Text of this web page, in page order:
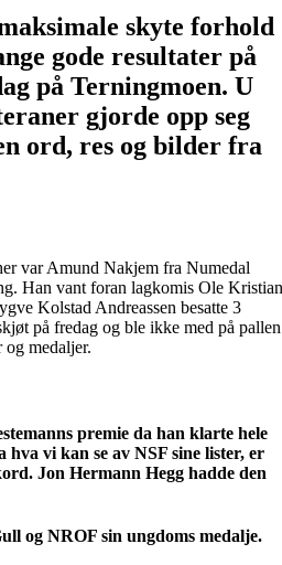
skyte forhold
gode resultater på
på Terningmoen. U
gjorde opp seg
ord, res og bilder fra
var Amund Nakjem fra Numedal
Han vant foran lagkomis Ole Kristian
Kolstad Andreassen besatte 3
på fredag og ble ikke med på
og medaljer.
premie da han klarte hele
hva vi kan se av NSF sine lister, er
Jon Hermann Hegg hadde den
og NROF sin ungdoms medalje.